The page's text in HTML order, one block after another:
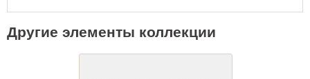
Другие элементы коллекции